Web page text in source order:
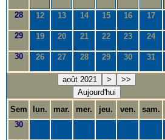
28 12 13 14 15 16 17
29 19 20 21 22 23 24
30 26 27 28 29 30 31
août 2021 >
>>
Aujourd'hui
Sem
lun. mar. mer. jeu. ven. sam.
30